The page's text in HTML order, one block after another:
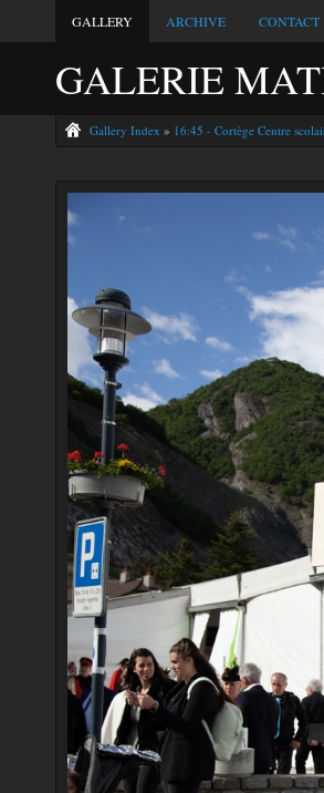
GALLERY ARCHIVE CONTACT
GALERIE
Gallery Index » 16:45 - Cortège Centre